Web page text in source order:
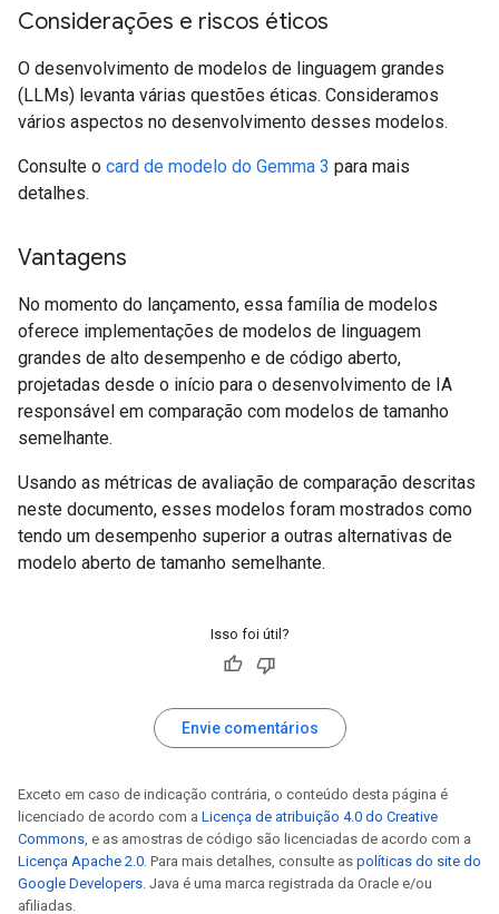
Considerações e riscos éticos
O desenvolvimento de modelos de linguagem grandes
(LLMs) levanta várias questões éticas. Consideramos
vários aspectos no desenvolvimento desses modelos.
Consulte o card de modelo do Gemma 3 para mais
detalhes.
Vantagens
No momento do lançamento, essa família de modelos
oferece implementações de modelos de linguagem
grandes de alto desempenho e de código aberto,
projetadas desde o início para o desenvolvimento de IA
responsável em comparação com modelos de tamanho
semelhante.
Usando as métricas de avaliação de comparação descritas
neste documento, esses modelos foram mostrados como
tendo um desempenho superior a outras alternativas de
modelo aberto de tamanho semelhante.
Isso foi útil?
Envie comentários
Exceto em caso de indicação contrária, o conteúdo desta página é
licenciado de acordo com a Licença de atribuição 4.0 do Creative
Commons, e as amostras de código são licenciadas de acordo com a
Licença Apache 2.0. Para mais detalhes, consulte as políticas do site do
Google Developers. Java é uma marca registrada da Oracle e/ou
afiliadas.